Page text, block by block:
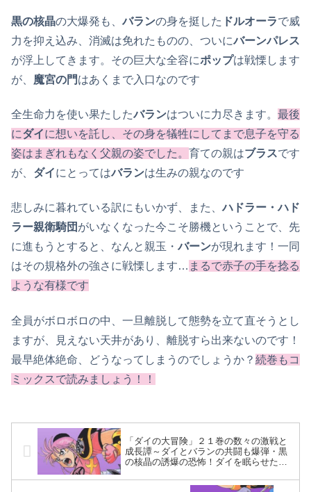
黒の核晶の大爆発も、バランの身を挺した ドルオーラで威
力を抑え込み、消滅は免れたものの、ついにバーンパレス
が浮上してきます。その巨大な全容にポップは戦慄します
が、 魔宮の門はあくまで入口なのです
全生命力を使い果たしたバランはついに力尽きます。 最後
にダイに想いを託し、その身を犠牲にしてまで息子を守る
姿はまぎれもなく父親の姿でした。 育ての親はブラスです
が、 ダイにとってはバランは生みの親なのです
悲しみに暮れている訳にもいかず、また、ハドラー・ハド
ラー親衛騎団 がいなくなった今こそ勝機ということで、先
に進もうとすると、なんと親玉・バーンが現れます！一同
はその規格外の強さに戦慄します… まるで赤子の手を捻る
ような有様です
全員がボロボロの中、一旦離脱して態勢を立て直そうとし
ますが、見えない天井があり、離脱すら出来ないのです！
最早絶体絶命、どうなってしまうのでしょうか？ 続巻もコ
ミックスで読みましょう！！
「ダイの大冒険」２１巻の数々の激戦と
成長譚～ダイとバランの共闘も爆弾・黒
の核晶の誘爆の恐怖！ダイを眠らせたバ
と胸を貫き…！？～